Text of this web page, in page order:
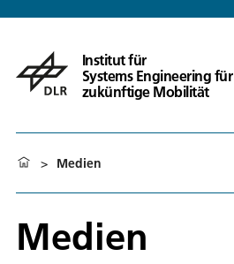
Institut für
Systems Engineering für
zukünftige Mobilität
> Medien
Medien